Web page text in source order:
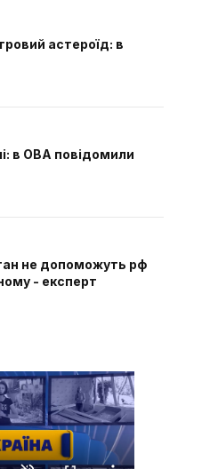
астероїд: в
в ОВА повідомили
не допоможуть рф
- експерт